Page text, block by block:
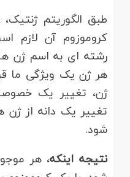
طبق الگوریتم
کروموزوم آن لازم
رشته ای به اسم ژن
هر ژن یک ویژگی ما
ژن، تغییر یک
تغییر یک دانه از
شود.
نتیجه اینکه، هر